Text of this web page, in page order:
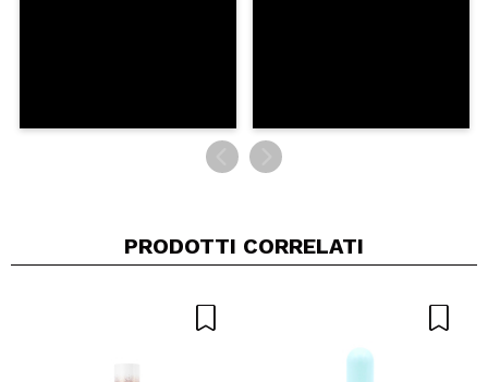
PRODOTTI CORRELATI